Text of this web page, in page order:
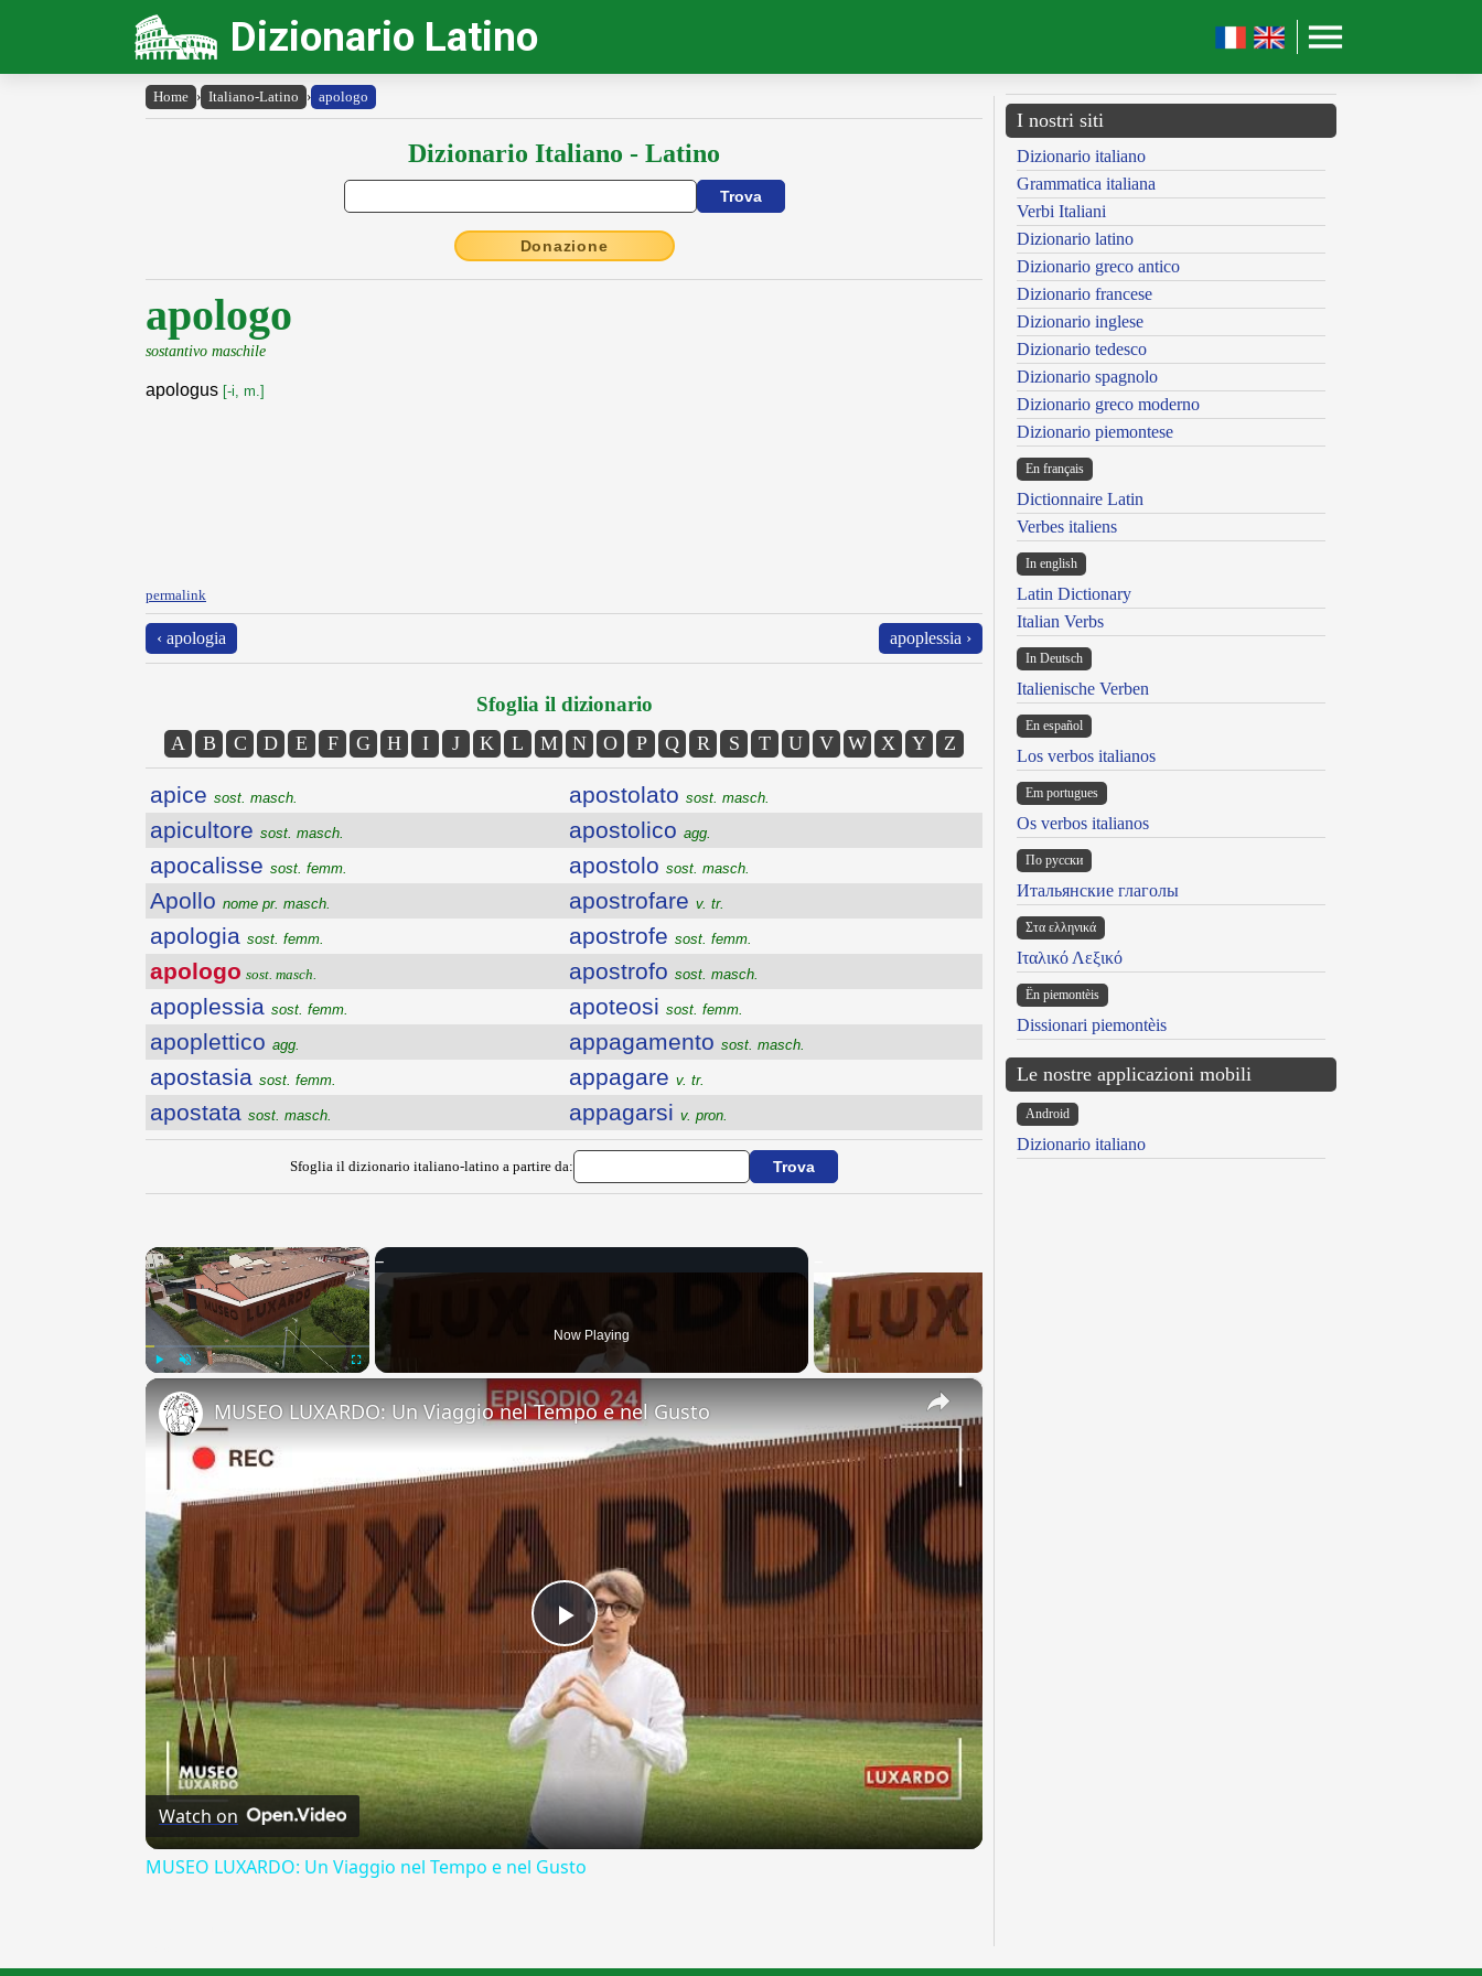
Dizionario Latino
Home › Italiano-Latino › apologo
Dizionario Italiano - Latino
Donazione
apologo
sostantivo maschile
apologus [-i, m.]
permalink
‹ apologia apoplessia ›
Sfoglia il dizionario
A B C D E F G H I J K L M N O P Q R S T U V W X Y Z
apice sost. masch.
apicultore sost. masch.
apocalisse sost. femm.
Apollo nome pr. masch.
apologia sost. femm.
apologo sost. masch.
apoplessia sost. femm.
apoplettico agg.
apostasia sost. femm.
apostata sost. masch.
apostolato sost. masch.
apostolico agg.
apostolo sost. masch.
apostrofare v. tr.
apostrofe sost. femm.
apostrofo sost. masch.
apoteosi sost. femm.
appagamento sost. masch.
appagare v. tr.
appagarsi v. pron.
Sfoglia il dizionario italiano-latino a partire da:
×
Now Playing
×
Play
Video
MUSEO LUXARDO: Un Viaggio nel Tempo e nel Gusto
Watch on
MUSEO LUXARDO: Un Viaggio nel Tempo e nel Gusto
I nostri siti
Dizionario italiano
Grammatica italiana
Verbi Italiani
Dizionario latino
Dizionario greco antico
Dizionario francese
Dizionario inglese
Dizionario tedesco
Dizionario spagnolo
Dizionario greco moderno
Dizionario piemontese
En français
Dictionnaire Latin
Verbes italiens
In english
Latin Dictionary
Italian Verbs
In Deutsch
Italienische Verben
En español
Los verbos italianos
Em portugues
Os verbos italianos
По русски
Итальянские глаголы
Στα ελληνικά
Ιταλικό Λεξικό
Ën piemontèis
Dissionari piemontèis
Le nostre applicazioni mobili
Android
Dizionario italiano